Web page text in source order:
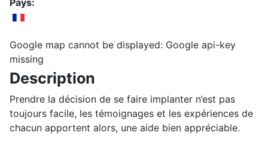
Pays:
Google map cannot be displayed: Google api-key
missing
Description
Prendre la décision de se faire implanter n’est pas
toujours facile, les témoignages et les expériences de
chacun apportent alors, une aide bien appréciable.